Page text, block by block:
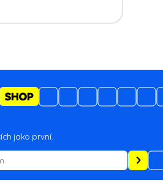
jako první.